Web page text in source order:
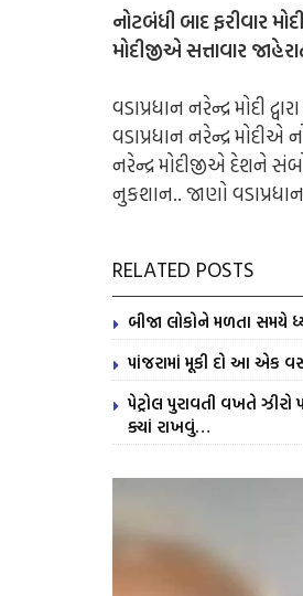
નોટબંધી બાદ ફરીવાર
મોદીજીએ સત્તાવાર
વડાપ્રધાન નરેન્દ્ર
વડાપ્રધાન નરેન્દ્ર
નરેન્દ્ર મોદીજીએ દેશને
નુકશાન.. જાણો
RELATED POSTS
બીજા લોકોને મળતા સમયે
પાંજરામાં મૂકી દો આ એક
પેટ્રોલ પુરાવતી વખતે
ક્યાં રાખવું…